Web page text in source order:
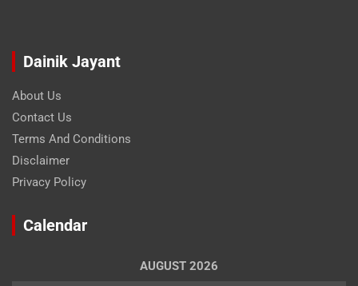
Dainik Jayant
About Us
Contact Us
Terms And Conditions
Disclaimer
Privacy Policy
Calendar
AUGUST 2026